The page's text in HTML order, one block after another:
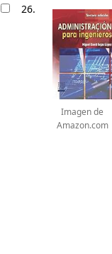
26.
Imagen de
Amazon.com